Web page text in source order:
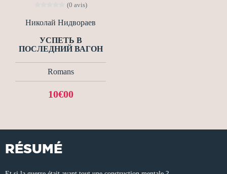
(0 avis)
Николай Нидвораев
УСПЕТЬ В
ПОСЛЕДНИЙ ВАГОН
Romans
10€00
RÉSUMÉ